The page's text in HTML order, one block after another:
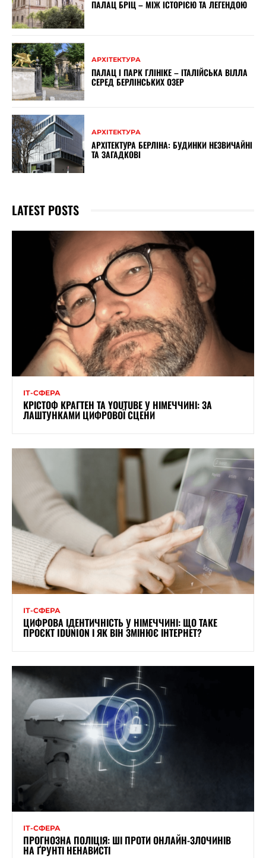
ПАЛАЦ БРІЦ – МІЖ ІСТОРІЄЮ ТА ЛЕГЕНДОЮ
АРХІТЕКТУРА
ПАЛАЦ І ПАРК ГЛІНІКЕ – ІТАЛІЙСЬКА ВІЛЛА
СЕРЕД БЕРЛІНСЬКИХ ОЗЕР
АРХІТЕКТУРА
АРХІТЕКТУРА БЕРЛІНА: БУДИНКИ НЕЗВИЧАЙНІ
ТА ЗАГАДКОВІ
LATEST POSTS
ІТ-СФЕРА
КРІСТОФ КРАГТЕН ТА YOUTUBE У НІМЕЧЧИНІ: ЗА
ЛАШТУНКАМИ ЦИФРОВОЇ СЦЕНИ
ІТ-СФЕРА
ЦИФРОВА ІДЕНТИЧНІСТЬ У НІМЕЧЧИНІ: ЩО ТАКЕ
ПРОЄКТ IDUNION І ЯК ВІН ЗМІНЮЄ ІНТЕРНЕТ?
ІТ-СФЕРА
ПРОГНОЗНА ПОЛІЦІЯ: ШІ ПРОТИ ОНЛАЙН-ЗЛОЧИНІВ
НА ҐРУНТІ НЕНАВИСТІ